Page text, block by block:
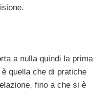
a nulla quindi la prima
quella che di pratiche
fino a che si è